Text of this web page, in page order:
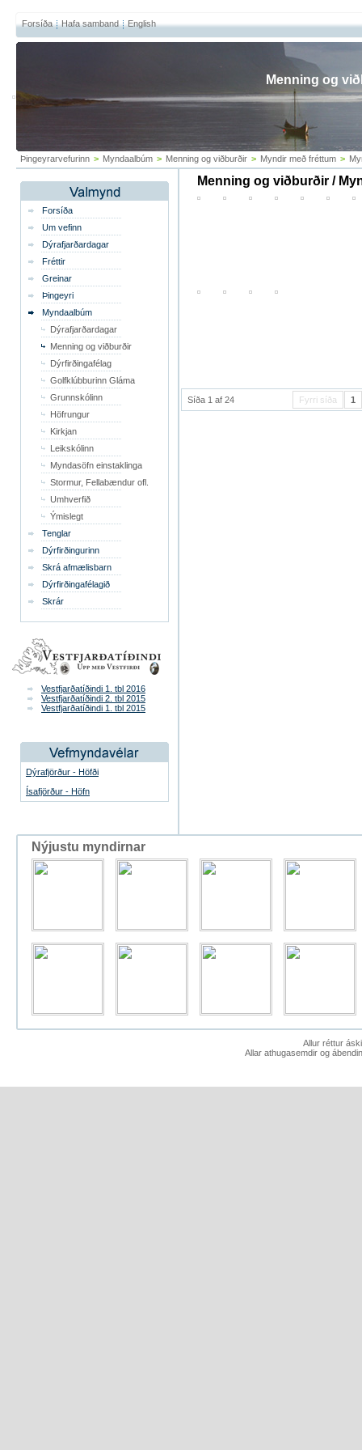
Forsíða Hafa samband English
Þingeyrarvefurinn > Myndaalbúm > Menning og viðburðir > Myndir með fréttum >
Forsíða
Um vefinn
Dýrafjarðardagar
Fréttir
Greinar
Þingeyri
Myndaalbúm
Dýrafjarðardagar
Menning og viðburðir
Dýrfirðingafélag
Golfklúbburinn Gláma
Grunnskólinn
Höfrungur
Kirkjan
Leikskólinn
Myndasöfn einstaklinga
Stormur, Fellabændur ofl.
Umhverfið
Ýmislegt
Tenglar
Dýrfirðingurinn
Skrá afmælisbarn
Dýrfirðingafélagið
Skrár
Vestfjarðatíðindi 1. tbl 2016
Vestfjarðatíðindi 2. tbl 2015
Vestfjarðatíðindi 1. tbl 2015
Dýrafjörður - Höfði
Ísafjörður - Höfn
Menning og viðburðir /
Fyrri síða 1
Síða 1 af 24
Menning og
Nýjustu myndirnar
Allur réttur
Allar athugasemdir og